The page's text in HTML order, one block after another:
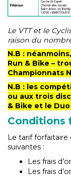
Le VTT et le
raison du
N.B :
Run & Bike –
Championnats
N.B : les
ou aux trois
& Bike et le
Conditions
Le tarif
suivantes :
Les frais
Les frais